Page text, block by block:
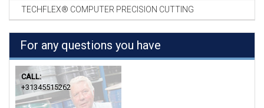
TECHFLEX® COMPUTER PRECISION CUTTING
For any questions you have
CALL:
+31345515262